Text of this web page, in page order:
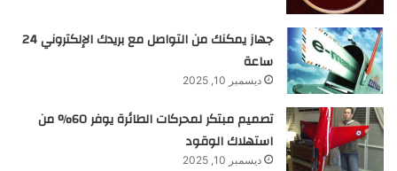
جهاز يمكنك من التواصل مع بريدك الإلكتروني 24
ساعة
ديسمبر 10, 2025
تصميم مبتكر لمحركات الطائرة يوفر 60% من
استهلاك الوقود
ديسمبر 10, 2025